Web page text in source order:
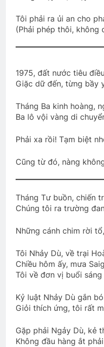
Đoàn
2 Years Ago
LỜI CON
2 Years Ago
CSVSQ
2 Years Ago
2 Years Ago
Tân Khóa
2 Years Ago
Tinh Hoa
Tôi phải ra ủi an cho
(Phải phép thôi, không
1975, đất nước tiêu
Giặc dữ đến, từng bầy
Tháng Ba kinh hoàng,
Ba lô vội vàng di
Phải xa rồi! Tạm biệt
Cũng từ đó, nàng
Tháng Tư buồn, chiến
Chúng tôi ra trường
Những cánh chim rời
Tôi Nhảy Dù, về trại
Chiều hôm ấy, mưa
Tôi về đơn vị buổi sáng
Kỷ luật Nhảy Dù gắn
Giỏi thích ứng, tôi rất
Gặp phải Ngảy Dù, kẻ
Không đầu hàng ắt